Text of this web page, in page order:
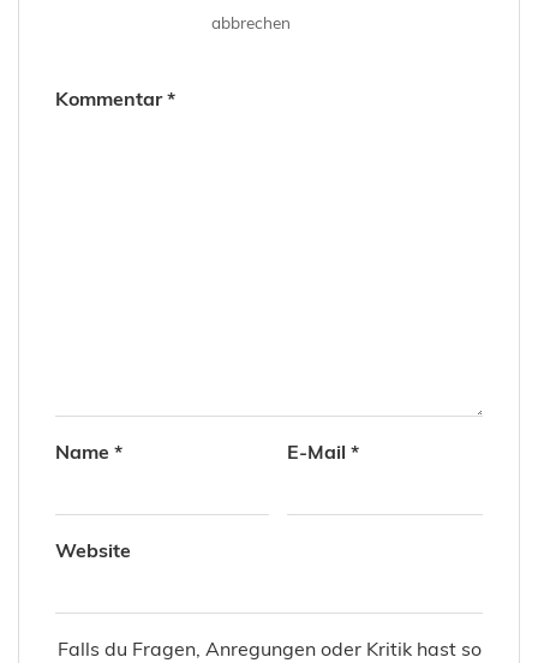
abbrechen
Kommentar*
Name * E-Mail *
Website
Falls du Fragen, Anregungen oder Kritik hast so